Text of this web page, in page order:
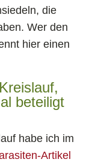
die
Wer den
hier einen
beteiligt
habe ich im
Artikel